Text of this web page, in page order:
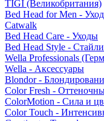
TIGI (Великобритания)
Bed Head for Men -
Catwalk
Bed Head Care - Уходы
Bed Head Style -
Wella Professionals
Wella - Аксессуары
Blondor -
Color Fresh -
ColorMotion - Сила и
Color Touch -